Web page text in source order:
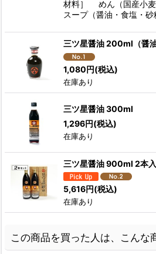
材料］ めん（国産小
スープ（醤油・食塩・
三ツ星醤油 200ml（醤油
1,080円(税込)
在庫あり
三ツ星醤油 300ml
1,296円(税込)
在庫あり
三ツ星醤油 900ml 2本入
5,616円(税込)
在庫あり
この商品を買った人は、こんな